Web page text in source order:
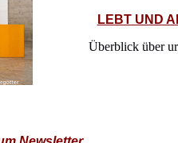
LEBT UND
Überblick über